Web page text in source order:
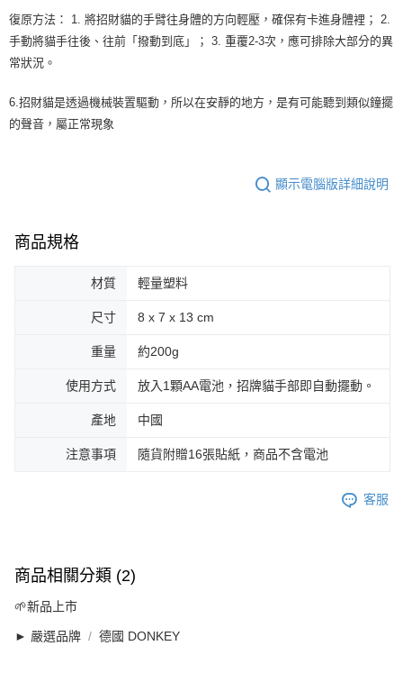
復原方法： 1. 將招財貓的手臂往身體的方向輕壓，確保有卡進身體裡； 2.
手動將貓手往後、往前「撥動到底」； 3. 重覆2-3次，應可排除大部分的異
常狀況。
6.招財貓是透過機械裝置驅動，所以在安靜的地方，是有可能聽到類似鐘擺
的聲音，屬正常現象
顯示電腦版詳細說明
商品規格
材質 輕量塑料
尺寸 8 x 7 x 13 cm
重量 約200g
使用方式 放入1顆AA電池，招牌貓手部即自動擺動。
產地 中國
注意事項 隨貨附贈16張貼紙，商品不含電池
客服
商品相關分類 (2)
🌱新品上市
► 嚴選品牌 德國 DONKEY